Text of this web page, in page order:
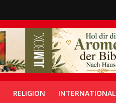
RELIGION INTERNATIONAL